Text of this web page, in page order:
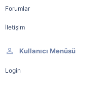
Forumlar
İletişim
Kullanıcı Menüsü
Login